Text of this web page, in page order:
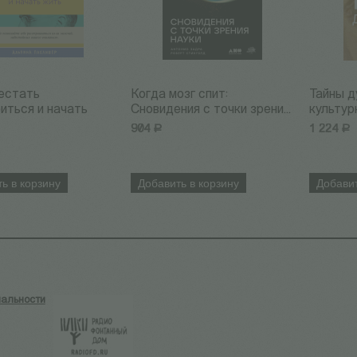
и начать
в корзину
Когда мозг спит:
Сновидения с точки зрени...
904 Р
Добавить в корзину
Тайны
1 224 Р